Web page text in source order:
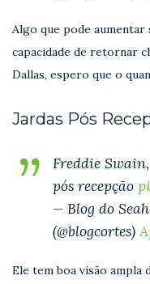
Algo que pode aumentar
capacidade de retornar
Dallas, espero que o
Jardas Pós
Freddie
pós recepção
— Blog do
(@blogcortes)
Ele tem boa visão ampla